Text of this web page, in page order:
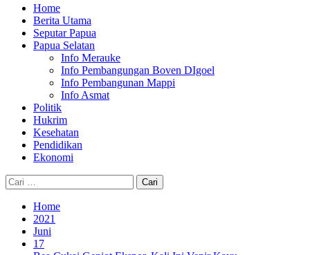
Home
Berita Utama
Seputar Papua
Papua Selatan
Info Merauke
Info Pembangungan Boven DIgoel
Info Pembangunan Mappi
Info Asmat
Politik
Hukrim
Kesehatan
Pendidikan
Ekonomi
Cari
untuk:
Home
2021
Juni
17